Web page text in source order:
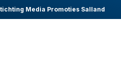
Media Promoties Salland